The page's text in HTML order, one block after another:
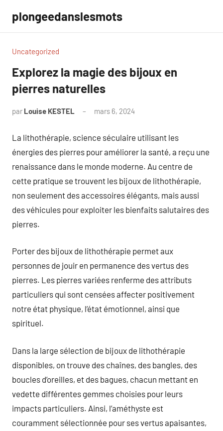
contenu
plongeedanslesmots
Uncategorized
Explorez la magie des bijoux en
pierres naturelles
par Louise KESTEL mars 6, 2024
La lithothérapie, science séculaire utilisant les
énergies des pierres pour améliorer la santé, a reçu une
renaissance dans le monde moderne. Au centre de
cette pratique se trouvent les bijoux de lithothérapie,
non seulement des accessoires élégants, mais aussi
des véhicules pour exploiter les bienfaits salutaires des
pierres.
Porter des bijoux de lithothérapie permet aux
personnes de jouir en permanence des vertus des
pierres. Les pierres variées renferme des attributs
particuliers qui sont censées affecter positivement
notre état physique, l’état émotionnel, ainsi que
spirituel.
Dans la large sélection de bijoux de lithothérapie
disponibles, on trouve des chaînes, des bangles, des
boucles d’oreilles, et des bagues, chacun mettant en
vedette différentes gemmes choisies pour leurs
impacts particuliers. Ainsi, l’améthyste est
couramment sélectionnée pour ses vertus apaisantes,